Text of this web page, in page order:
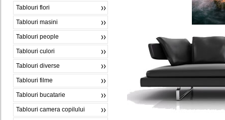
Tablouri flori
Tablouri masini
Tablouri people
Tablouri culori
Tablouri diverse
Tablouri filme
Tablouri bucatarie
Tablouri camera copilului